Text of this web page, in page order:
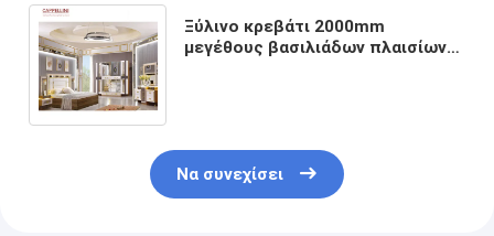
Ξύλινο κρεβάτι 2000mm
μεγέθους βασιλιάδων πλαισίων
Να συνεχίσει